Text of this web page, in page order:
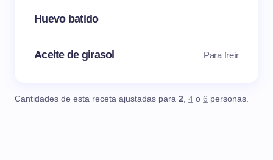
Huevo batido
Aceite de girasol Para freír
Cantidades de esta receta ajustadas para 2, 4 o 6 personas.